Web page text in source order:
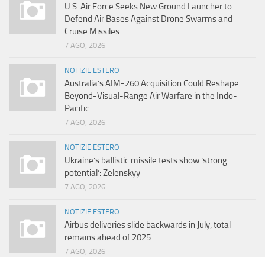
U.S. Air Force Seeks New Ground Launcher to
Defend Air Bases Against Drone Swarms and
Cruise Missiles
7 AGO, 2026
NOTIZIE ESTERO
Australia’s AIM-260 Acquisition Could Reshape
Beyond-Visual-Range Air Warfare in the Indo-
Pacific
7 AGO, 2026
NOTIZIE ESTERO
Ukraine’s ballistic missile tests show ‘strong
potential’: Zelenskyy
7 AGO, 2026
NOTIZIE ESTERO
Airbus deliveries slide backwards in July, total
remains ahead of 2025
7 AGO, 2026